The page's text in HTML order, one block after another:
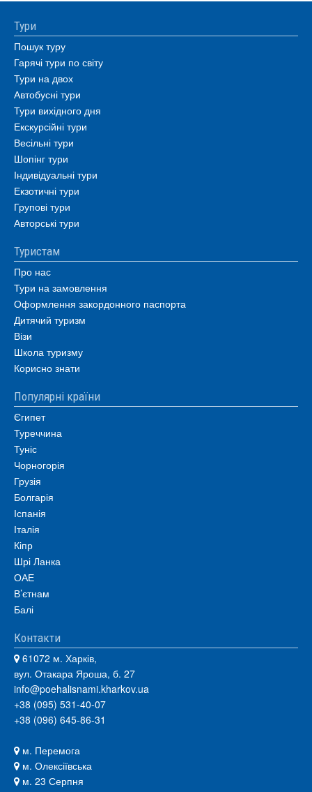
Тури
Пошук туру
Гарячі тури по світу
Тури на двох
Автобусні тури
Тури вихідного дня
Екскурсійні тури
Весільні тури
Шопінг тури
Індивідуальні тури
Екзотичні тури
Групові тури
Авторські тури
Туристам
Про нас
Тури на замовлення
Оформлення закордонного паспорта
Дитячий туризм
Візи
Школа туризму
Корисно знати
Популярні країни
Єгипет
Туреччина
Туніс
Чорногорія
Грузія
Болгарія
Іспанія
Італія
Кіпр
Шрі Ланка
ОАЕ
В’єтнам
Балі
Контакти
61072 м. Харків,
вул. Отакара Яроша, б. 27
info@poehalisnami.kharkov.ua
+38 (095) 531-40-07
+38 (096) 645-86-31
м. Перемога
м. Олексіївська
м. 23 Серпня